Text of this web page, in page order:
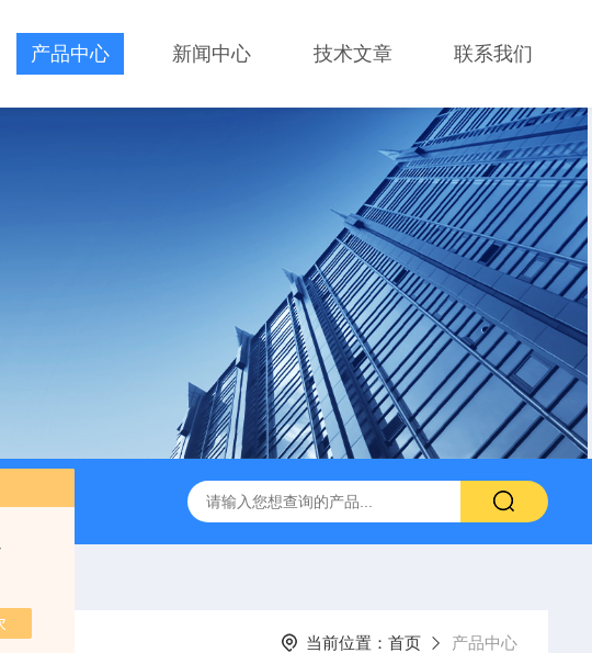
产品中心 新闻中心 技术文章 联系我们
便携式X射线荧光测定仪 手持式xrf分析仪 水质重金属检测仪
当前位置： 首页 产品中心